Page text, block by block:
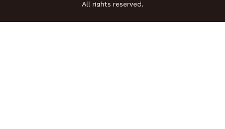
All rights reserved.